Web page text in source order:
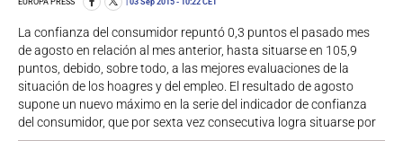
EUROPA PRESS 03 Sep 2015 - 10:22 CET
La confianza del consumidor repuntó 0,3 puntos el pasado mes
de agosto en relación al mes anterior, hasta situarse en 105,9
puntos, debido, sobre todo, a las mejores evaluaciones de la
situación de los hoagres y del empleo. El resultado de agosto
supone un nuevo máximo en la serie del indicador de confianza
del consumidor, que por sexta vez consecutiva logra situarse por